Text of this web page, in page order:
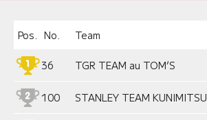
Pos. No. Team
36 TGR TEAM au TOM’S
100 STANLEY TEAM KUNIMITSU